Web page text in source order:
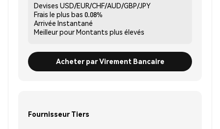
Devises USD/EUR/CHF/AUD/GBP/JPY
Frais le plus bas 0.08%
Arrivée Instantané
Meilleur pourMontants plus élevés
Acheter par Virement Bancaire
Fournisseur Tiers